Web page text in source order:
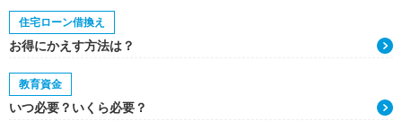
住宅ローン借換え
お得にかえす方法は？
教育資金
いつ必要？いくら必要？